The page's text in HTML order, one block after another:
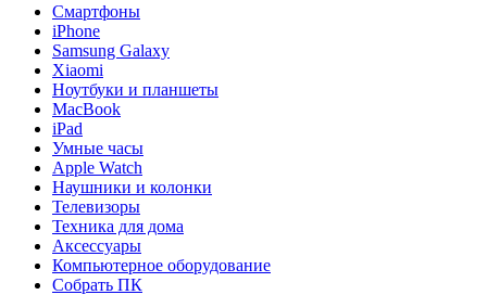
Смартфоны
iPhone
Samsung Galaxy
Xiaomi
Ноутбуки и планшеты
MacBook
iPad
Умные часы
Apple Watch
Наушники и колонки
Телевизоры
Техника для дома
Аксессуары
Компьютерное оборудование
Собрать ПК